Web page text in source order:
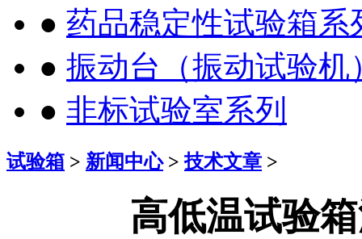
● 药品稳定性试验箱系
● 振动台（振动试验机
● 非标试验室系列
试验箱 > 新闻中心>技术文章 >
高低温试验